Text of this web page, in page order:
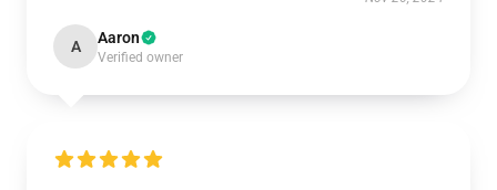
A Aaron
Verified owner